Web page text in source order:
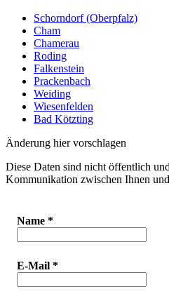
Schorndorf (Oberpfalz)
Cham
Chamerau
Roding
Falkenstein
Prackenbach
Weiding
Wiesenfelden
Bad Kötzting
Änderung hier vorschlagen
Diese Daten sind nicht öffentlich
Kommunikation zwischen Ihnen
Name *
E-Mail *